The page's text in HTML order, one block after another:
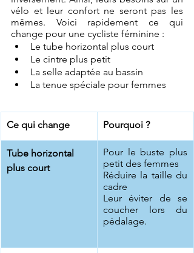
vélo et leur confort ne seront pas les
mêmes. Voici rapidement ce qui
change pour une cycliste féminine :
Le tube horizontal plus court
Le cintre plus petit
La selle adaptée au bassin
La tenue spéciale pour femmes
Ce qui change Pourquoi ?
Tube horizontal
plus court
Pour le buste plus
petit des femmes
Réduire la taille du
cadre
Leur éviter de se
coucher lors du
pédalage.